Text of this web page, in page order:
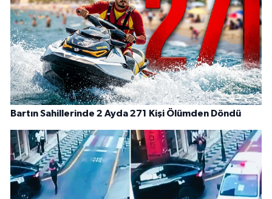
Bartın Sahillerinde 2 Ayda 271 Kişi Ölümden Döndü